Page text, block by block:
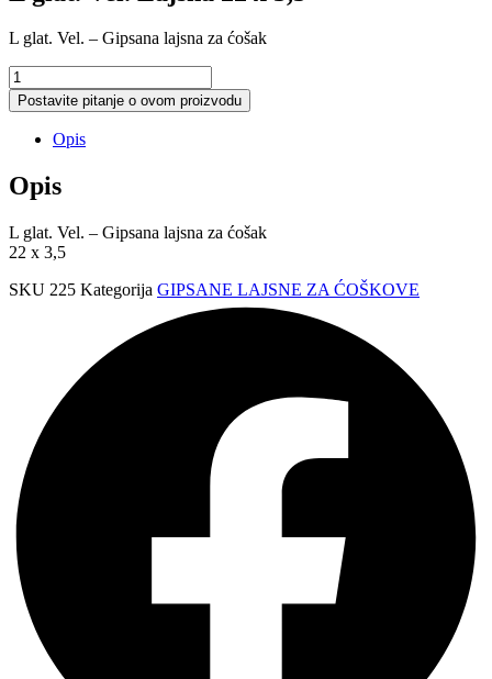
L glat. Vel. – Gipsana lajsna za ćošak
L
glat.
Vel.
Lajsna
x
3,5
Postavite pitanje o ovom proizvodu
Opis
Opis
L glat. Vel. – Gipsana lajsna za ćošak
22 x 3,5
SKU 225 Kategorija GIPSANE LAJSNE ZA ĆOŠKOVE